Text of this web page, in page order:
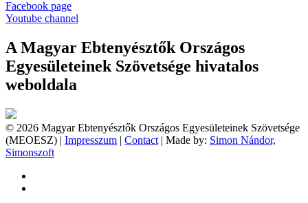
Facebook page
Youtube channel
A Magyar Ebtenyésztők Országos
Egyesületeinek Szövetsége hivatalos
weboldala
© 2026 Magyar Ebtenyésztők Országos Egyesületeinek Szövetsége
(MEOESZ) | Impresszum | Contact | Made by: Simon Nándor,
Simonszoft